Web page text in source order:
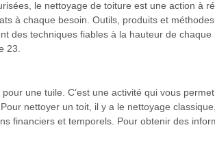
le nettoyage de toiture est une action à
à chaque besoin. Outils, produits et
des techniques fiables à la hauteur de
23.
une tuile. C’est une activité qui vous
nettoyer un toit, il y a le nettoyage
financiers et temporels. Pour obtenir des